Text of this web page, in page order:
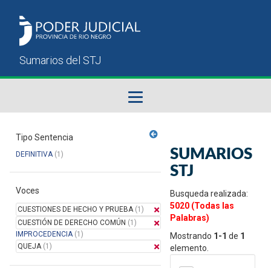
Sumarios del STJ
Manual del Usuario
Tipo Sentencia
DEFINITIVA(1)
Voces
CUESTIONES DE HECHO Y PRUEBA(1)
CUESTIÓN DE DERECHO COMÚN (1)
IMPROCEDENCIA(1)
QUEJA(1)
SUMARIOS
STJ
Busqueda realizada:
5020 (Todas las
Palabras)
Mostrando 1-1 de 1
elemento.